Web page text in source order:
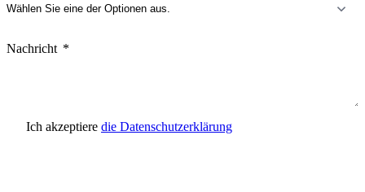
Nachricht
Ich akzeptiere die Datenschutzerklärung